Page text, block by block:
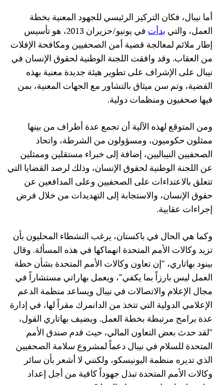
أما نيبال، فكان التركيز الرئيسي للجهود المعنية بخطة
العمل، والتي بدأت
في يونيو/حزيران 2013، هو تأسيس
إطار ملائم لمعالجة قضية أمن الصحفيين ومكافحة الإفلات
من العقاب. وقد وافقت اللجنة الوطنية لحقوق الإنسان في
نيبال على الإشراف على تطوير هيئة جديدة معنية بهذه
القضية، وتم سن ميثاق بالتشاور مع الجهات المعنية، بمن
فيها صحفيون ومنظمات دولية.
ومن المتوقع لهذه الآلية أن تجمع عدة أطراف من بينها
ممثلون حكوميون، ومسؤولون من الشرطة، واتحاد
الصحفيين النيباليين، إضافة إلى خبراء مستقلين وممثلين
عن اللجنة الوطنية لحقوق الإنسان، وذلك لرصد القضايا التي
تتعلق بالاعتداءات على الصحفيين وعلى المدافعين عن
حقوق الإنسان، والاستجابة إلى التهديدات من خلال فرض
إجراءات عقابية.
وكما هي الحال في باكستان، يرغب النشطاء المحليون بأن
تزيد وكالات الأمم المتحدة انهماكها في هذه المسألة. وقال
بينود بهاتاري، “إن تعاون وكالات الأمم المتحدة بشأن خطة
العمل ليس بارزاً بما يكفي”، ويعمل بهاراتي مستشاراً في
مجال الإعلام والاتصالات في نيبال ويساعد منظمة الدعم
الإعلامي الدولية التي تتخذ من الدانمرك مقراً لها، في إدارة
عدة برامج مرتبطة بخطة العمل. ويضيف بهاتاري القول،
“لقد حدث بعض التعاون المالي، حيث قدم صندق الأمم
المتحدة للسلام في نيبال دعماً لمشروع سلامة الصحفيين
الذي تديره منظمة اليونيسكو، ولكنني لا أشعر بأن سائر
وكالات الأمم المتحدة تبذل جهوداً كافية من أجل إعداد